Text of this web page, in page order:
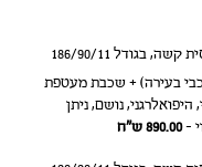
מזרן רשת– יחסית קשה, בגודל 186/90/11
בעירה) + שכבת מעטפת
נושם, ניתן
-
890.00ש״ח